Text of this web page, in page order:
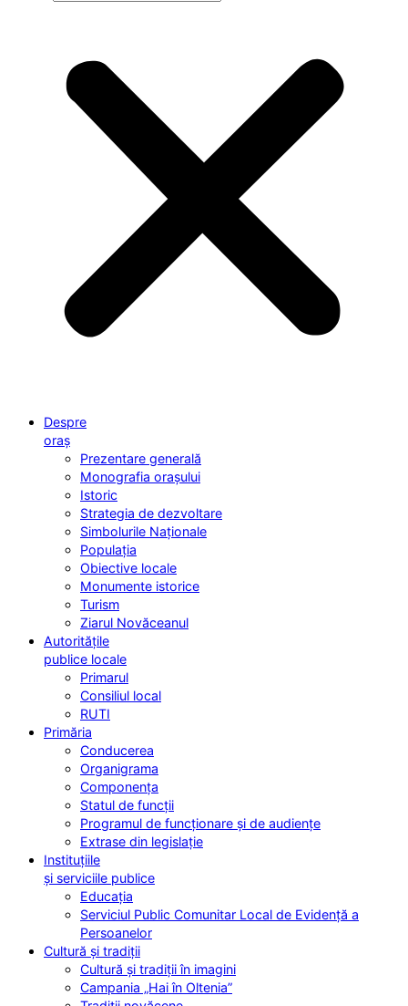
Despre
oraș
Prezentare generală
Monografia orașului
Istoric
Strategia de dezvoltare
Simbolurile Naționale
Populația
Obiective locale
Monumente istorice
Turism
Ziarul Novăceanul
Autoritățile
publice locale
Primarul
Consiliul local
RUTI
Primăria
Conducerea
Organigrama
Componența
Statul de funcții
Programul de funcționare și de audiențe
Extrase din legislație
Instituțiile
și serviciile publice
Educația
Serviciul Public Comunitar Local de Evidență a
Persoanelor
Cultură și tradiții
Cultură și tradiții în imagini
Campania „Hai în Oltenia”